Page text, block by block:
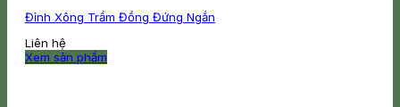
Đỉnh Xông Trầm Đồng Đứng Ngắn
Liên hệ
Xem sản phẩm